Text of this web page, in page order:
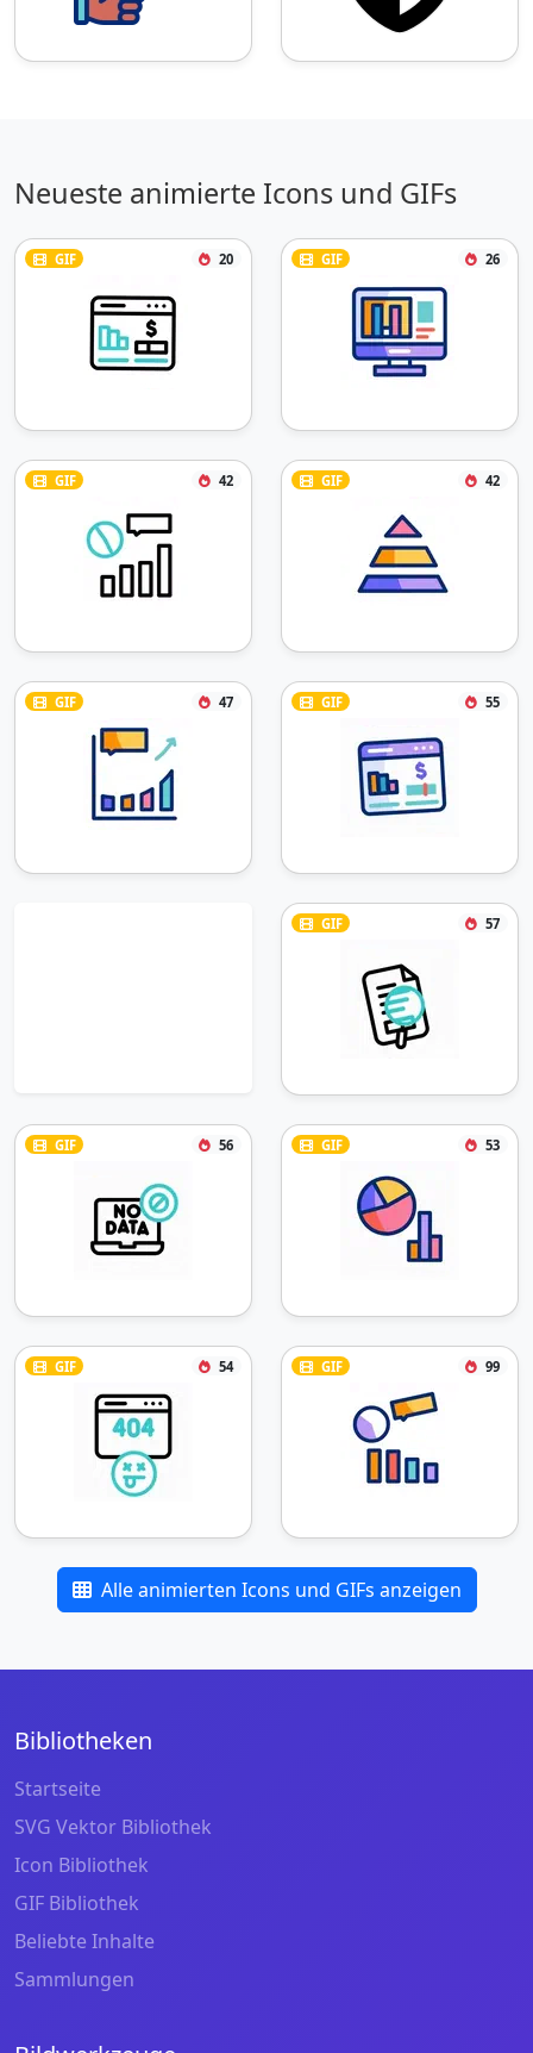
Neueste animierte Icons und GIFs
GIF 20 GIF 26
GIF 42 GIF 42
GIF 47 GIF 55
GIF 57
GIF 56 GIF 53
GIF 54 GIF 99
Alle animierten Icons und GIFs anzeigen
Bibliotheken
Startseite
SVG Vektor Bibliothek
Icon Bibliothek
GIF Bibliothek
Beliebte Inhalte
Sammlungen